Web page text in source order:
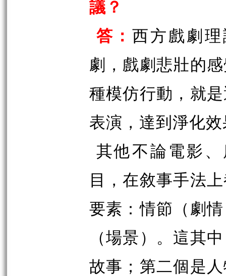
議？
答：西方戲劇
劇，戲劇悲壯的
種模仿行動，就
表演，達到淨化
其他不論電影
目，在敘事手法
要素：情節（劇
（場景）。這其
故事；第二個是